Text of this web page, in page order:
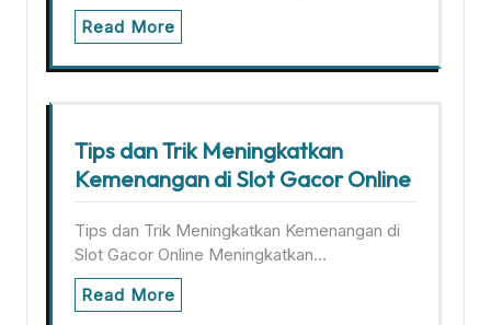
Read More
Tips dan Trik Meningkatkan
Kemenangan di Slot Gacor Online
Tips dan Trik Meningkatkan Kemenangan di
Slot Gacor Online Meningkatkan…
Read More